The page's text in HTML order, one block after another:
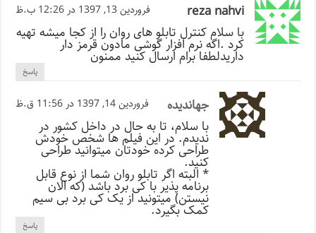
reza nahvi فروردین 13, 1397 در 12:26 ب.ظ
با سلام کنترل تابلو های روان را از کجا میشه تهیه
کرد .اگه نرم افزار گوشی مادون قرمز دار
داریدلطفا برام ارسال کنید ممنون
پاسخ
جهاندیده فروردین 14, 1397 در 11:56 ق.ظ
با سلام، تا به حال در داخل کشور در
ندیدم. در این فیلم ها شخص خودش
طراحی کرده خودتان میتوانید طراحی
کنید.
* البته اگر تابلو روان شما از نوع قابل
برنامه پذیر با کی برد باشد (که الان
نیستن) میتونید از یک کی برد بی سیم
کمک بگیرد.
پاسخ